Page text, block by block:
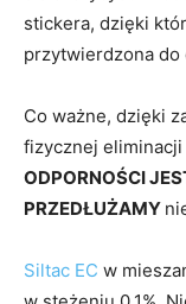
stickera, dzięki
przytwierdzona do
Co ważne, dzięki
fizycznej
ODPORNOŚCI
PRZEDŁUŻAMY
Siltac EC w